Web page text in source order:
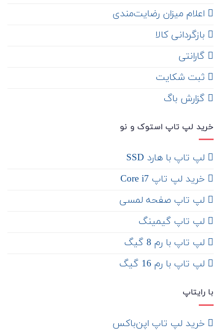
اعلام میزان رضایت‌مندی
‌ بازگردانی کالا
گارانتی
ثبت شکایت
‌ گزارش باگ
خرید لپ تاپ استوک و نو
لپ تاپ با هارد SSD
خرید لپ تاپ Core i7
لپ تاپ صفحه لمسی
لپ تاپ گیمینگ
لپ تاپ با رم 8 گیگ
لپ تاپ با رم 16 گیگ
با رایتاپ
‌ خرید لپ تاپ اپن‌باکس